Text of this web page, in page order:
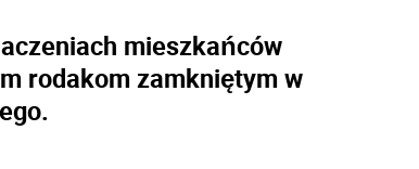
mieszkańców
rodakom zamkniętym w